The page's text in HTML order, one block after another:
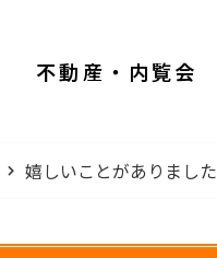
不動産・内覧会
嬉しいことがありました